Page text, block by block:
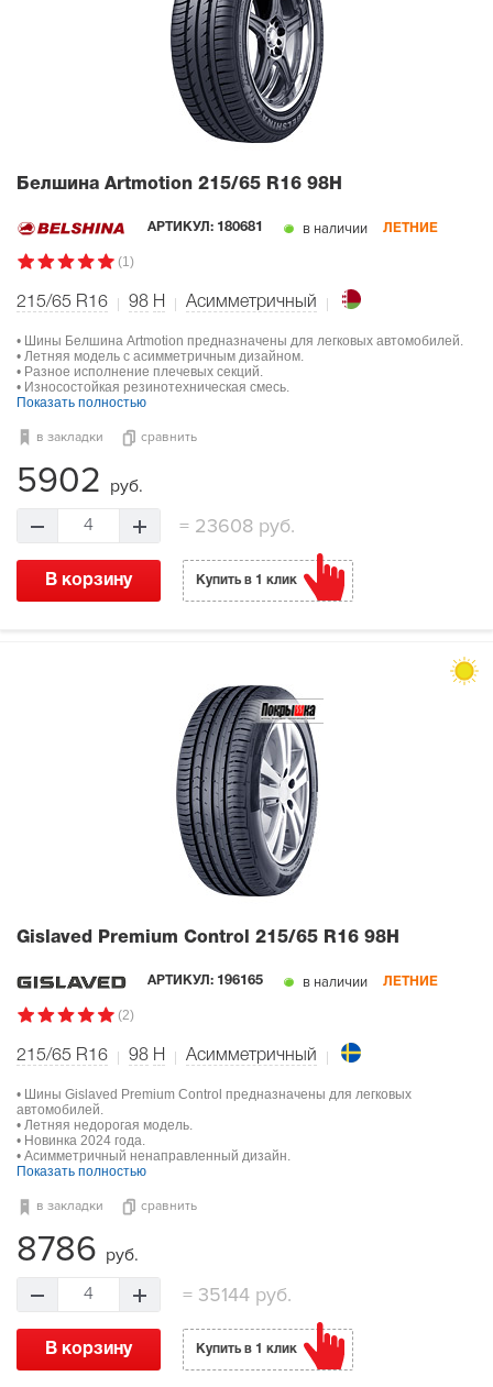
Белшина Artmotion 215/65 R16 98H
АРТИКУЛ: 180681 в наличии ЛЕТНИЕ
(1)
215/65 R16 98 H Асимметричный
• Шины Белшина Artmotion предназначены для легковых автомобилей.
• Летняя модель с асимметричным дизайном.
• Разное исполнение плечевых секций.
• Износостойкая резинотехническая смесь.
Показать полностью
в закладки сравнить
5902 руб.
4 = 23608 руб.
В корзину Купить в 1 клик
Gislaved Premium Control 215/65 R16 98H
АРТИКУЛ: 196165 в наличии ЛЕТНИЕ
(2)
215/65 R16 98 H Асимметричный
• Шины Gislaved Premium Control предназначены для легковых
автомобилей.
• Летняя недорогая модель.
• Новинка 2024 года.
• Асимметричный ненаправленный дизайн.
Показать полностью
в закладки сравнить
8786 руб.
4 = 35144 руб.
В корзину Купить в 1 клик